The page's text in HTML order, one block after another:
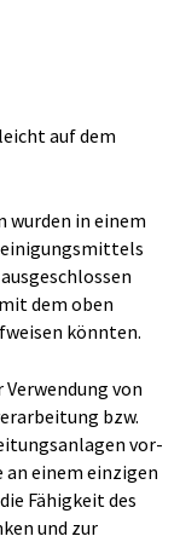
auf dem
wurden in einem
dem oben
könnten.
von
bzw.
vor­
einem einzigen
Fähig­keit des
und zur